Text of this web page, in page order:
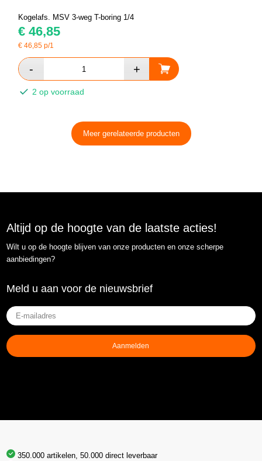
Kogelafs. MSV 3-weg T-boring 1/4
€ 46,85
€46,85 p/1
2 op voorraad
Meer gerelateerde producten
Altijd op de hoogte van de laatste acties!
Wilt u op de hoogte blijven van onze producten en onze scherpe
aanbiedingen?
Meld u aan voor de nieuwsbrief
E-
mailadres(Vereist)
Aanmelden
350.000 artikelen, 50.000 direct leverbaar